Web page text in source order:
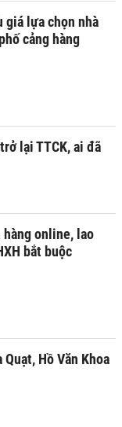
giá lựa chọn nhà
cảng hàng
lại TTCK, ai đã
online, lao
bắt buộc
Hồ Văn Khoa